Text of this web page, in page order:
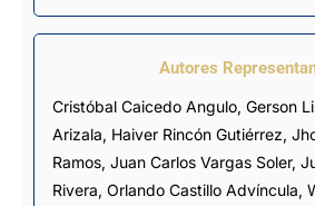
Autores
Cristóbal Caicedo Angulo, Gerson
Arizala, Haiver Rincón Gutiérrez,
Ramos, Juan Carlos Vargas Soler,
Rivera, Orlando Castillo Advíncula,